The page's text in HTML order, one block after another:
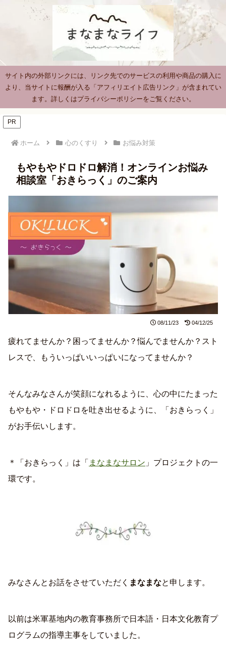
サイト内の外部リンクには、リンク先でのサービスの利用や商品の購入に
より、当サイトに報酬が入る「アフィリエイト広告リンク」が含まれてい
ます。詳しくはプライバシーポリシーをご覧ください。
PR
ホーム 心のくすり お悩み対策
もやもやドロドロ解消！オンラインお悩み
相談室「おきらっく」のご案内
08/11/23 04/12/25
疲れてませんか？困ってませんか？悩んでませんか？スト
レスで、もういっぱいいっぱいになってませんか？
そんなみなさんが笑顔になれるように、心の中にたまった
もやもや・ドロドロを吐き出せるように、「おきらっく」
がお手伝いします。
＊「おきらっく」は「 まなまなサロン 」プロジェクトの一
環です。
みなさんとお話をさせていただく まなまなと申します。
以前は米軍基地内の教育事務所で日本語・日本文化教育プ
ログラムの指導主事をしていました。